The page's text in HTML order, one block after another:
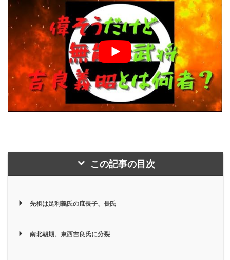
この記事の目次
先祖は足利義氏の庶長子、長氏
南北朝期、東西吉良氏に分裂